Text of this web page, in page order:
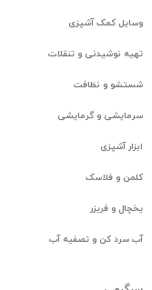
وسایل کمک آشپزی
تهیه نوشیدنی و تنقلات
شستشو و نظافت
سرمایشی و گرمایشی
ابزار آشپزی
کلمن و فلاسک
یخچال و فریزر
آب سرد کن و تصفیه آب